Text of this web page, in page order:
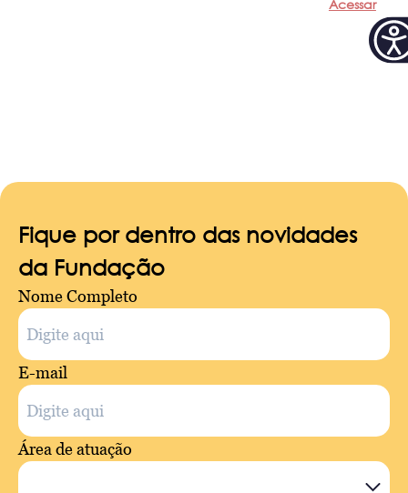
Acessar
Fique por dentro das novidades
da Fundação
Nome Completo
E-mail
Área de atuação